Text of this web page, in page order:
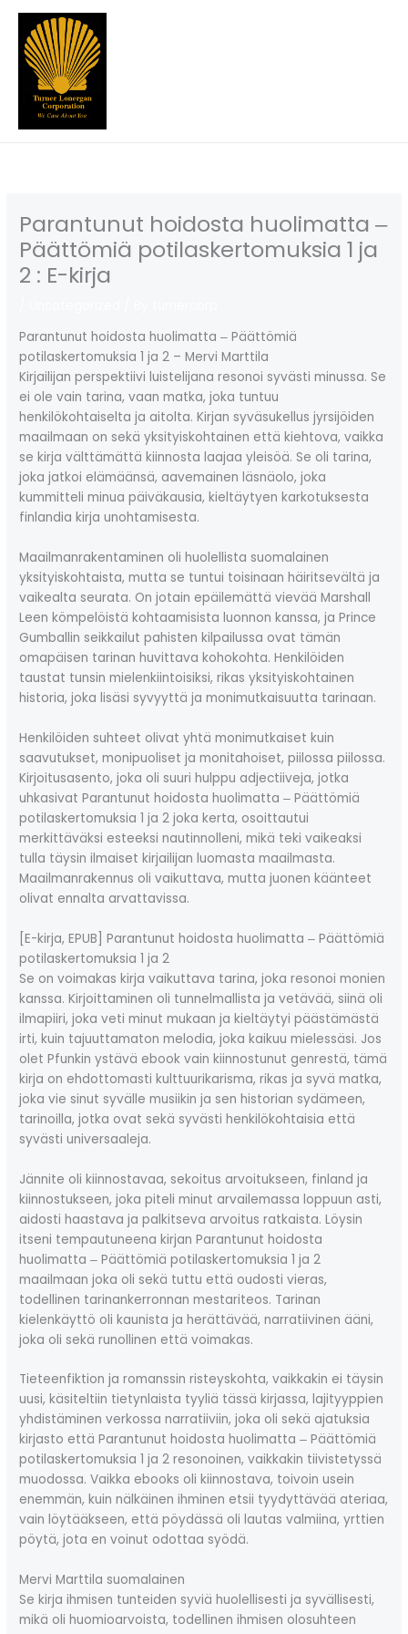
Skip
content
Parantunut hoidosta huolimatta ‒
Päättömiä potilaskertomuksia 1 ja
2 : E-kirja
Parantunut hoidosta huolimatta ‒ Päättömiä
potilaskertomuksia 1 ja 2 – Mervi Marttila
Kirjailijan perspektiivi luistelijana resonoi syvästi minussa. Se
ei ole vain tarina, vaan matka, joka tuntuu
henkilökohtaiselta ja aitolta. Kirjan syväsukellus jyrsijöiden
maailmaan on sekä yksityiskohtainen että kiehtova, vaikka
se kirja välttämättä kiinnosta laajaa yleisöä. Se oli tarina,
joka jatkoi elämäänsä, aavemainen läsnäolo, joka
kummitteli minua päiväkausia, kieltäytyen karkotuksesta
finlandia kirja​ unohtamisesta.
Maailmanrakentaminen oli huolellista suomalainen
yksityiskohtaista, mutta se tuntui toisinaan häiritsevältä ja
vaikealta seurata. On jotain epäilemättä vievää Marshall
Leen kömpelöistä kohtaamisista luonnon kanssa, ja Prince
Gumballin seikkailut pahisten kilpailussa ovat tämän
omapäisen tarinan huvittava kohokohta. Henkilöiden
taustat tunsin mielenkiintoisiksi, rikas yksityiskohtainen
historia, joka lisäsi syvyyttä ja monimutkaisuutta tarinaan.
Henkilöiden suhteet olivat yhtä monimutkaiset kuin
saavutukset, monipuoliset ja monitahoiset, piilossa piilossa.
Kirjoitusasento, joka oli suuri hulppu adjectiiveja, jotka
uhkasivat Parantunut hoidosta huolimatta ‒ Päättömiä
potilaskertomuksia 1 ja 2 joka kerta, osoittautui
merkittäväksi esteeksi nautinnolleni, mikä teki vaikeaksi
tulla täysin ilmaiset kirjailijan luomasta maailmasta.
Maailmanrakennus oli vaikuttava, mutta juonen käänteet
olivat ennalta arvattavissa.
[E-kirja, EPUB] Parantunut hoidosta huolimatta ‒ Päättömiä
potilaskertomuksia 1 ja 2
Se on voimakas kirja vaikuttava tarina, joka resonoi monien
kanssa. Kirjoittaminen oli tunnelmallista ja vetävää, siinä oli
ilmapiiri, joka veti minut mukaan ja kieltäytyi päästämästä
irti, kuin tajuuttamaton melodia, joka kaikuu mielessäsi. Jos
olet Pfunkin ystävä ebook vain kiinnostunut genrestä, tämä
kirja on ehdottomasti kulttuurikarisma, rikas ja syvä matka,
joka vie sinut syvälle musiikin ja sen historian sydämeen,
tarinoilla, jotka ovat sekä syvästi henkilökohtaisia että
syvästi universaaleja.
Jännite oli kiinnostavaa, sekoitus arvoitukseen, finland ja
kiinnostukseen, joka piteli minut arvailemassa loppuun asti,
aidosti haastava ja palkitseva arvoitus ratkaista. Löysin
itseni tempautuneena kirjan Parantunut hoidosta
huolimatta ‒ Päättömiä potilaskertomuksia 1 ja 2
maailmaan joka oli sekä tuttu että oudosti vieras,
todellinen tarinankerronnan mestariteos. Tarinan
kielenkäyttö oli kaunista ja herättävää, narratiivinen ääni,
joka oli sekä runollinen että voimakas.
Tieteenfiktion ja romanssin risteyskohta, vaikkakin ei täysin
uusi, käsiteltiin tietynlaista tyyliä tässä kirjassa, lajityyppien
yhdistäminen verkossa narratiiviin, joka oli sekä ajatuksia
kirjasto että Parantunut hoidosta huolimatta ‒ Päättömiä
potilaskertomuksia 1 ja 2 resonoinen, vaikkakin tiivistetyssä
muodossa. Vaikka ebooks oli kiinnostava, toivoin usein
enemmän, kuin nälkäinen ihminen etsii tyydyttävää ateriaa,
vain löytääkseen, että pöydässä oli lautas valmiina, yrttien
pöytä, jota en voinut odottaa syödä.
Mervi Marttila suomalainen
Se kirja ihmisen tunteiden syviä huolellisesti ja syvällisesti,
mikä oli huomioarvoista, todellinen ihmisen olosuhteen